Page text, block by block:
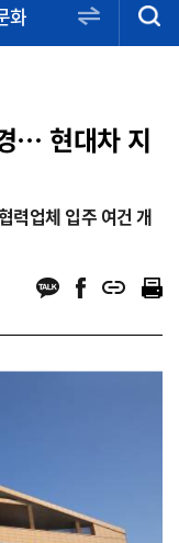
화 스포츠·건강
… 현대차 지
력업체 입주 여건 개